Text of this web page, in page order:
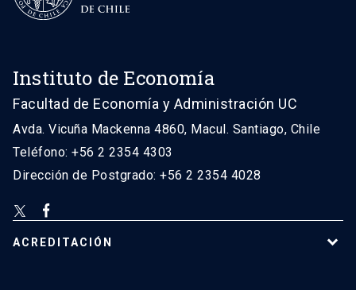
Instituto de Economía
Facultad de Economía y Administración UC
Avda. Vicuña Mackenna 4860, Macul. Santiago, Chile
Teléfono: +56 2 2354 4303
Dirección de Postgrado: +56 2 2354 4028
ACREDITACIÓN